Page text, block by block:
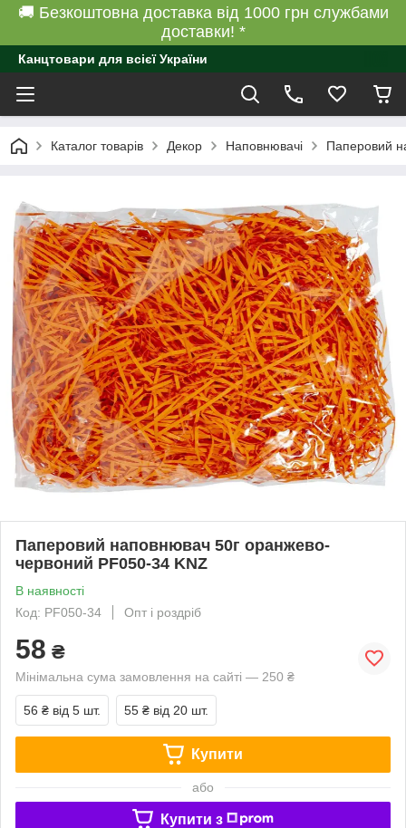
🚚 Безкоштовна доставка від 1000 грн службами
доставки! *
Канцтовари для всієї України
Каталог товарів Декор Наповнювачі Паперовий
Паперовий наповнювач 50г оранжево-
червоний PF050-34 KNZ
В наявності
Код: PF050-34
Опт і роздріб
58 ₴
Мінімальна сума замовлення на сайті — 250 ₴
56 ₴ від 5 шт. 55 ₴ від 20 шт.
Купити
або
Купити з